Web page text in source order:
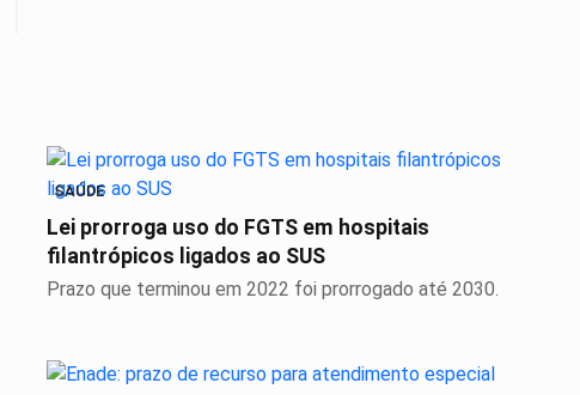
SAÚDE
Lei prorroga uso do FGTS em hospitais
filantrópicos ligados ao SUS
Prazo que terminou em 2022 foi prorrogado até 2030.